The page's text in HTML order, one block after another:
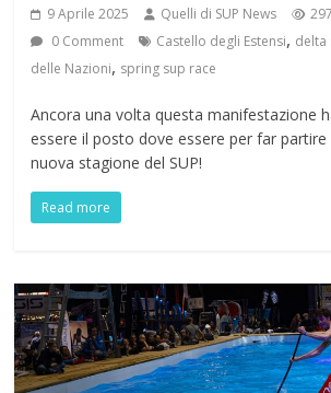
9 Aprile 2025 Quelli di SUP News
0 Comment
Castello degli Estensi, delta
delle Nazioni, spring sup race
Ancora una volta questa manifestazione
essere il posto dove essere per far partire
nuova stagione del SUP!
Read more